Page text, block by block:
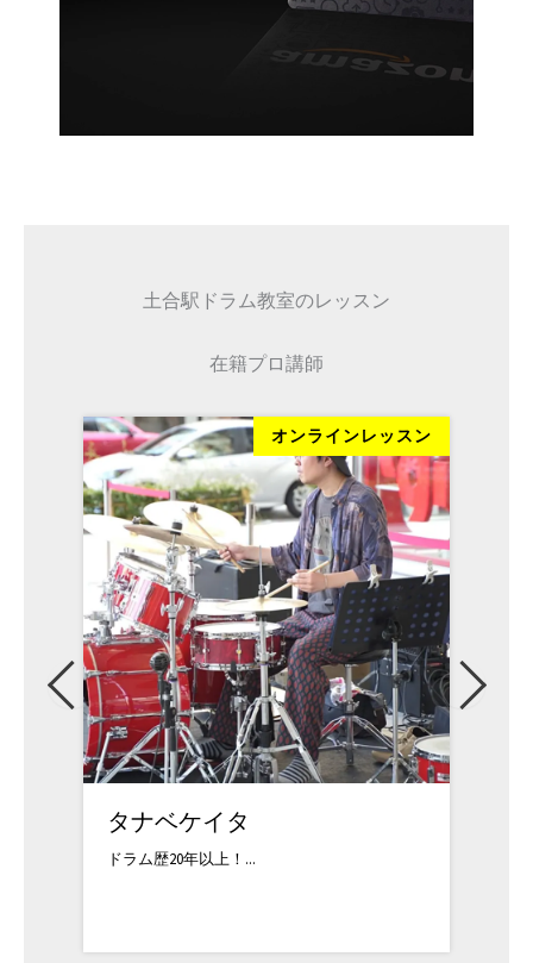
土合駅ドラム教室のレッスン
在籍プロ講師
オンラインレッスン
中山直樹
3歳よりピアノ、15...